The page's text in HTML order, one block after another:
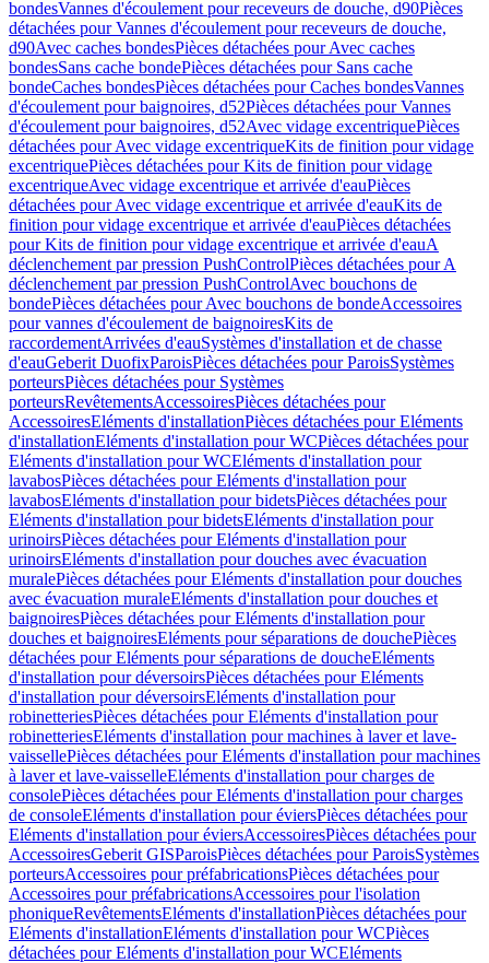
bondesVannes d'écoulement pour receveurs de douche, d90Pièces
détachées pour Vannes d'écoulement pour receveurs de douche,
d90Avec caches bondesPièces détachées pour Avec caches
bondesSans cache bondePièces détachées pour Sans cache
bondeCaches bondesPièces détachées pour Caches bondesVannes
d'écoulement pour baignoires, d52Pièces détachées pour Vannes
d'écoulement pour baignoires, d52Avec vidage excentriquePièces
détachées pour Avec vidage excentriqueKits de finition pour vidage
excentriquePièces détachées pour Kits de finition pour vidage
excentriqueAvec vidage excentrique et arrivée d'eauPièces
détachées pour Avec vidage excentrique et arrivée d'eauKits de
finition pour vidage excentrique et arrivée d'eauPièces détachées
pour Kits de finition pour vidage excentrique et arrivée d'eauA
déclenchement par pression PushControlPièces détachées pour A
déclenchement par pression PushControlAvec bouchons de
bondePièces détachées pour Avec bouchons de bondeAccessoires
pour vannes d'écoulement de baignoiresKits de
raccordementArrivées d'eauSystèmes d'installation et de chasse
d'eauGeberit DuofixParoisPièces détachées pour ParoisSystèmes
porteursPièces détachées pour Systèmes
porteursRevêtementsAccessoiresPièces détachées pour
AccessoiresEléments d'installationPièces détachées pour Eléments
d'installationEléments d'installation pour WCPièces détachées pour
Eléments d'installation pour WCEléments d'installation pour
lavabosPièces détachées pour Eléments d'installation pour
lavabosEléments d'installation pour bidetsPièces détachées pour
Eléments d'installation pour bidetsEléments d'installation pour
urinoirsPièces détachées pour Eléments d'installation pour
urinoirsEléments d'installation pour douches avec évacuation
muralePièces détachées pour Eléments d'installation pour douches
avec évacuation muraleEléments d'installation pour douches et
baignoiresPièces détachées pour Eléments d'installation pour
douches et baignoiresEléments pour séparations de douchePièces
détachées pour Eléments pour séparations de doucheEléments
d'installation pour déversoirsPièces détachées pour Eléments
d'installation pour déversoirsEléments d'installation pour
robinetteriesPièces détachées pour Eléments d'installation pour
robinetteriesEléments d'installation pour machines à laver et lave-
vaissellePièces détachées pour Eléments d'installation pour machines
à laver et lave-vaisselleEléments d'installation pour charges de
consolePièces détachées pour Eléments d'installation pour charges
de consoleEléments d'installation pour éviersPièces détachées pour
Eléments d'installation pour éviersAccessoiresPièces détachées pour
AccessoiresGeberit GISParoisPièces détachées pour ParoisSystèmes
porteursAccessoires pour préfabricationsPièces détachées pour
Accessoires pour préfabricationsAccessoires pour l'isolation
phoniqueRevêtementsEléments d'installationPièces détachées pour
Eléments d'installationEléments d'installation pour WCPièces
détachées pour Eléments d'installation pour WCEléments